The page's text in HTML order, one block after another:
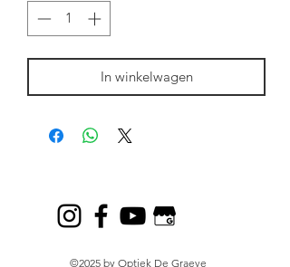
In winkelwagen
©2025 by Optiek De Graeve